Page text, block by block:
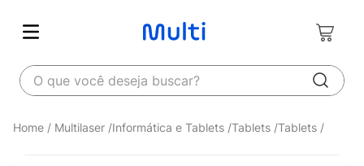
O que você deseja buscar?
Multilaser Informática e Tablets Tablets Tablets